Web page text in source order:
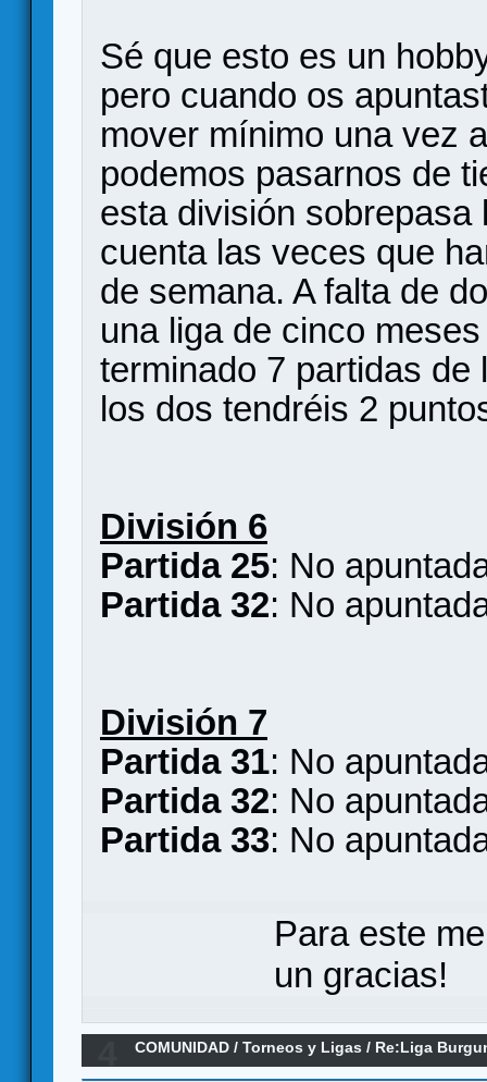
Sé que esto es un
pero cuando os
mover mínimo una vez
podemos pasarnos de
esta división sobrepasa
cuenta las veces que
de semana. A falta de
una liga de cinco
terminado 7 partidas
los dos tendréis 2
División 6
Partida 25: No
Partida 32: No
División 7
Partida 31: No
Partida 32: No
Partida 33: No
Para este
un gracias!
COMUNIDAD /Torneos y Ligas / Re:Liga